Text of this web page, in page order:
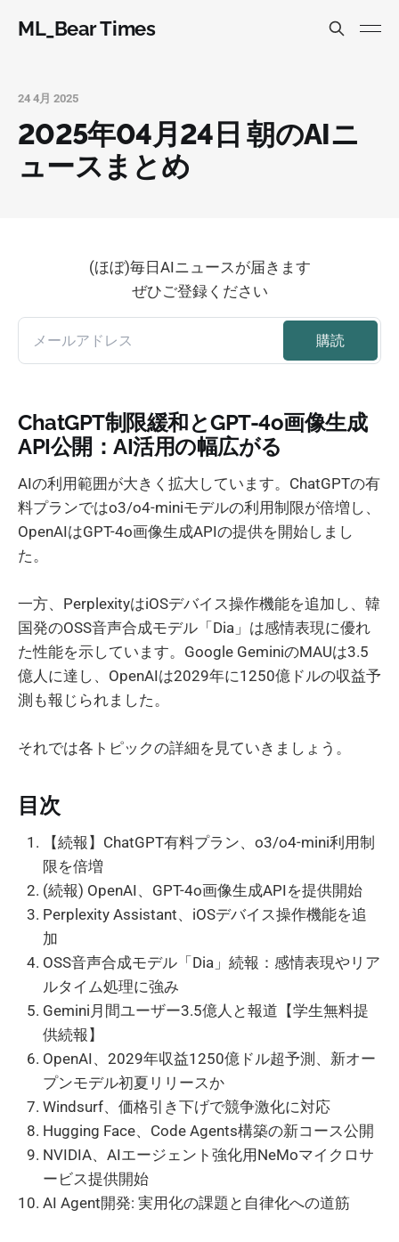
ML_Bear Times
24 4月 2025
2025年04月24日 朝のAIニ
ュースまとめ
(ほぼ)毎日AIニュースが届きます
ぜひご登録ください
ChatGPT制限緩和とGPT-4o画像生成
API公開：AI活用の幅広がる
AIの利用範囲が大きく拡大しています。ChatGPTの有
料プランではo3/o4-miniモデルの利用制限が倍増し、
OpenAIはGPT-4o画像生成APIの提供を開始しまし
た。
一方、PerplexityはiOSデバイス操作機能を追加し、韓
国発のOSS音声合成モデル「Dia」は感情表現に優れ
た性能を示しています。Google GeminiのMAUは3.5
億人に達し、OpenAIは2029年に1250億ドルの収益予
測も報じられました。
それでは各トピックの詳細を見ていきましょう。
目次
【続報】ChatGPT有料プラン、o3/o4-mini利用制
限を倍増
(続報) OpenAI、GPT-4o画像生成APIを提供開始
Perplexity Assistant、iOSデバイス操作機能を追
加
OSS音声合成モデル「Dia」続報：感情表現やリア
ルタイム処理に強み
Gemini月間ユーザー3.5億人と報道【学生無料提
供続報】
OpenAI、2029年収益1250億ドル超予測、新オー
プンモデル初夏リリースか
Windsurf、価格引き下げで競争激化に対応
Hugging Face、Code Agents構築の新コース公開
NVIDIA、AIエージェント強化用NeMoマイクロサ
ービス提供開始
AI Agent開発: 実用化の課題と自律化への道筋